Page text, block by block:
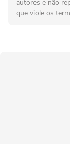
autores e não
que viole os